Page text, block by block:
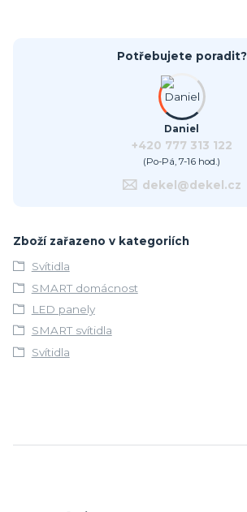
Potřebujete poradit?
Daniel
+420 777 313 122
(Po-Pá, 7-16 hod.)
dekel@dekel.cz
Zboží zařazeno v kategoriích
Svítidla
SMART domácnost
LED panely
SMART svítidla
Svítidla